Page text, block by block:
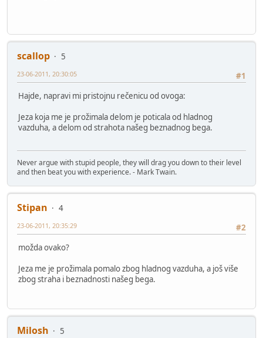
scallop
5
#1
23-06-2011, 20:30:05
Hajde, napravi mi pristojnu rečenicu od ovoga:
Jeza koja me je prožimala delom je poticala od hladnog
vazduha, a delom od strahota našeg beznadnog bega.
Never argue with stupid people, they will drag you down to their level
and then beat you with experience. - Mark Twain.
Stipan
4
#2
23-06-2011, 20:35:29
možda ovako?
Jeza me je prožimala pomalo zbog hladnog vazduha, a još više
zbog straha i beznadnosti našeg bega.
Milosh
5